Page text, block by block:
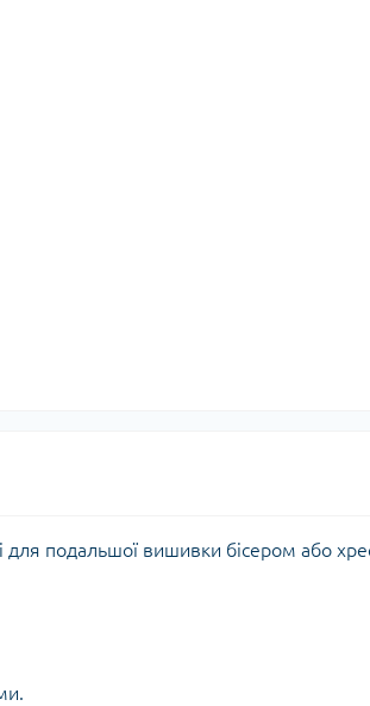
для подальшої вишивки бісером або